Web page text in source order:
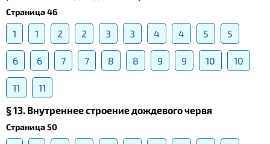
Страница 46
1 1 2 2 3 3 4 4 5 5
6 6 7 7 8 8 9 9 10 10
11
11
§ 13. Внутреннее строение дождевого червя
Страница 50